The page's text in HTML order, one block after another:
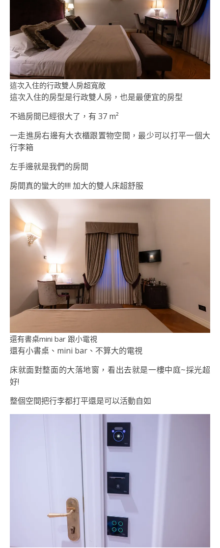
這次入住的行政雙人房超寬敞
這次入住的房型是行政雙人房，也是最便宜的房型
不過房間已經很大了，有 37 m²
一走進房右邊有大衣櫃跟置物空間，最少可以打平一個大
行李箱
左手邊就是我們的房間
房間真的蠻大的!!!! 加大的雙人床超舒服
還有書桌mini bar 跟小電視
還有小書桌、mini bar、不算大的電視
床就面對整面的大落地窗，看出去就是一樓中庭~採光超
好!
整個空間把行李都打平還是可以活動自如